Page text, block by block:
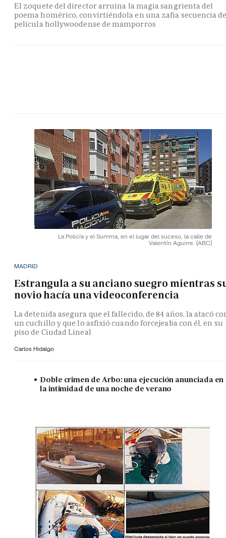
El zoquete del director arruina la magia sangrienta del
poema homérico, convirtiéndola en una zafia secuencia
película hollywoodense de mamporros
La Policía y el Summa, en el lugar del suceso, la calle de
Valentín Aguirre. (ABC)
MADRID
Estrangula a su anciano suegro mientras
novio hacía una videoconferencia
La detenida asegura que el fallecido, de 84 años, la atacó
un cuchillo y que lo asfixió cuando forcejeaba con él, en su
piso de Ciudad Lineal
Carlos Hidalgo
Doble crimen de Arbo: una ejecución anunciada en
la intimidad de una noche de verano